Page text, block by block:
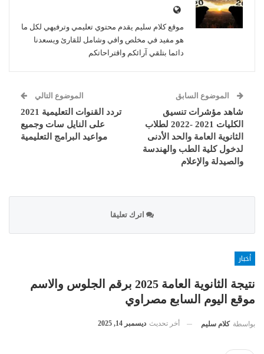
موقع كلام سليم يقدم محتوي تعليمي وترفيهي لكل ما
هو مفيد في مخلص وافي وشامل للقارئ ويسعدنا
دائما بتلقي آرائكم واقتراحاتكم
الموضوع السابق
شاهد مؤشرات تنسيق
الكليات 2021 -2022 لطلاب
الثانوية العامة والحد الأدنى
لدخول كلية الطب والهندسة
والصيدلة والإعلام
الموضوع التالي
تردد القنوات التعليمية 2021
على النايل سات وجميع
مواعيد البرامج التعليمية
اترك تعليقا
أخبار
نتيجة الثانوية العامة 2025 برقم الجلوس والاسم
موقع اليوم السابع مصراوي
بواسطة كلام سليم أخر تحديث ديسمبر 14, 2025